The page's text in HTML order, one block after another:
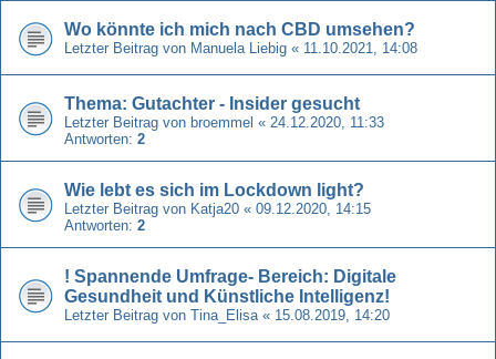
Wo könnte ich mich nach CBD umsehen?
Letzter Beitrag von Manuela Liebig « 11.10.2021, 14:08
Thema: Gutachter - Insider gesucht
Letzter Beitrag von broemmel « 24.12.2020, 11:33
Antworten: 2
Wie lebt es sich im Lockdown light?
Letzter Beitrag von Katja20 « 09.12.2020, 14:15
Antworten: 2
! Spannende Umfrage- Bereich: Digitale
Gesundheit und Künstliche Intelligenz!
Letzter Beitrag von Tina_Elisa « 15.08.2019, 14:20